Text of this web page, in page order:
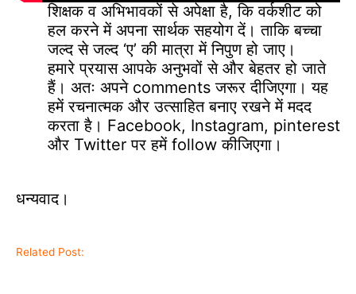
शिक्षक व अभिभावकों से अपेक्षा है, कि वर्कशीट को
हल करने में अपना सार्थक सहयोग दें। ताकि बच्चा
जल्द से जल्द ‘ए’ की मात्रा में निपुण हो जाए।
हमारे प्रयास आपके अनुभवों से और बेहतर हो जाते
हैं। अतः अपने comments जरूर दीजिएगा। यह
हमें रचनात्मक और उत्साहित बनाए रखने में मदद
करता है। Facebook, Instagram, pinterest
और Twitter पर हमें follow कीजिएगा।
धन्यवाद।
Related Post: